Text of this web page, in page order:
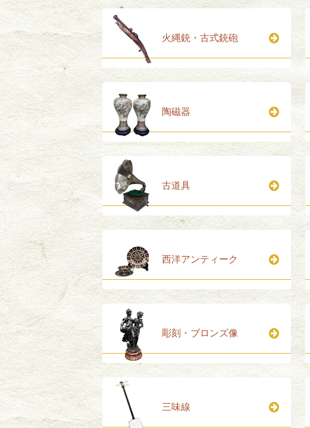
火縄銃・古式銃砲
陶磁器
古道具
西洋アンティーク
彫刻・ブロンズ像
三味線